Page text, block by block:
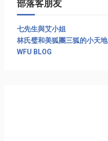
部落客朋友
七先生與艾小姐
林氏璧和美狐團三狐的小天地
WFU BLOG